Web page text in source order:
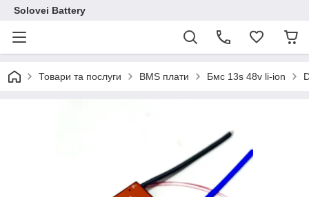
Solovei Battery
Товари та послуги BMS плати Бмс 13s 48v li-ion